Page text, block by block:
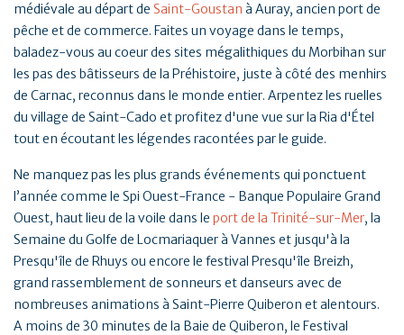
médiévale au départ de Saint-Goustan à Auray, ancien port de
pêche et de commerce. Faites un voyage dans le temps,
baladez-vous au coeur des sites mégalithiques du Morbihan sur
les pas des bâtisseurs de la Préhistoire, juste à côté des menhirs
de Carnac, reconnus dans le monde entier. Arpentez les ruelles
du village de Saint-Cado et profitez d'une vue sur la Ria d'Étel
tout en écoutant les légendes racontées par le guide.
Ne manquez pas les plus grands événements qui ponctuent
l’année comme le Spi Ouest-France - Banque Populaire Grand
Ouest, haut lieu de la voile dans le port de la Trinité-sur-Mer, la
Semaine du Golfe de Locmariaquer à Vannes et jusqu'à la
Presqu'île de Rhuys ou encore le festival Presqu'île Breizh,
grand rassemblement de sonneurs et danseurs avec de
nombreuses animations à Saint-Pierre Quiberon et alentours.
A moins de 30 minutes de la Baie de Quiberon, le Festival